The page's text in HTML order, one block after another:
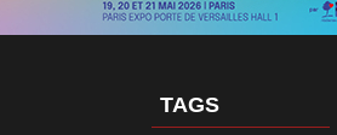
TAGS